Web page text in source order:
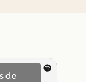
de